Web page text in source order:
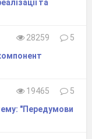
та
28259
5
19465
5
"Передумови